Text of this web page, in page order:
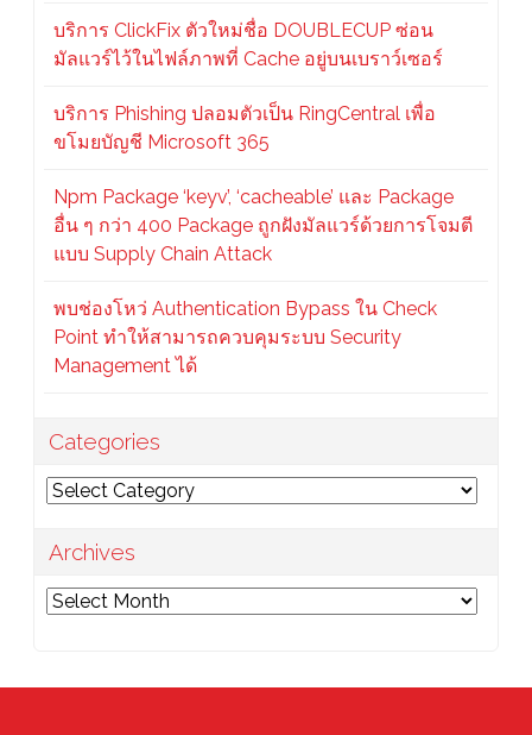
บริการ ClickFix ตัวใหม่ชื่อ DOUBLECUP ซ่อน
มัลแวร์ไว้ในไฟล์ภาพที่ Cache อยู่บนเบราว์เซอร์
บริการ Phishing ปลอมตัวเป็น RingCentral เพื่อ
ขโมยบัญชี Microsoft 365
Npm Package ‘keyv’, ‘cacheable’ และ Package
อื่น ๆ กว่า 400 Package ถูกฝังมัลแวร์ด้วยการโจมตี
แบบ Supply Chain Attack
พบช่องโหว่ Authentication Bypass ใน Check
Point ทำให้สามารถควบคุมระบบ Security
Management ได้
Categories
Categories
Archives
Archives